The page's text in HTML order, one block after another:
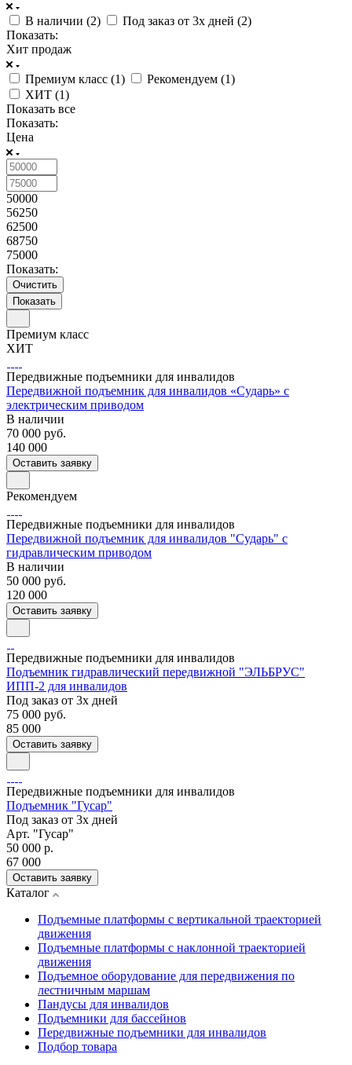
В наличии (2) Под заказ от 3х дней (2)
Показать:
Хит продаж
Премиум класс (1) Рекомендуем (1)
ХИТ (1)
Показать все
Показать:
Цена
50000
56250
62500
68750
75000
Показать:
Очистить
Премиум класс
ХИТ
Передвижные подъемники для инвалидов
Передвижной подъемник для инвалидов «Сударь» с
электрическим приводом
В наличии
70 000 руб.
140 000
Оставить заявку
Рекомендуем
Передвижные подъемники для инвалидов
Передвижной подъемник для инвалидов "Сударь" с
гидравлическим приводом
В наличии
50 000 руб.
120 000
Оставить заявку
Передвижные подъемники для инвалидов
Подъемник гидравлический передвижной "ЭЛЬБРУС"
ИПП-2 для инвалидов
Под заказ от 3х дней
75 000 руб.
85 000
Оставить заявку
Передвижные подъемники для инвалидов
Подъемник "Гусар"
Под заказ от 3х дней
Арт. "Гусар"
50 000 р.
67 000
Оставить заявку
Каталог
Подъемные платформы с вертикальной траекторией
движения
Подъемные платформы с наклонной траекторией
движения
Подъемное оборудование для передвижения по
лестничным маршам
Пандусы для инвалидов
Подъемники для бассейнов
Передвижные подъемники для инвалидов
Подбор товара